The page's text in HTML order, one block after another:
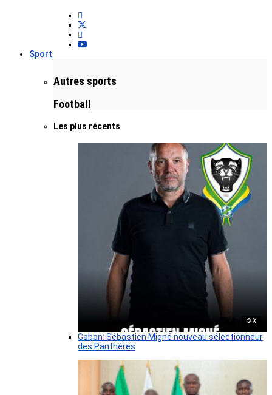
Sport
Autres sports
Football
Les plus récents
© X
Gabon: Sébastien Migné nouveau sélectionneur
des Panthères